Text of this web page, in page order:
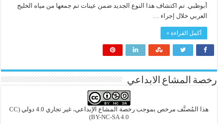
أبوظبي. تم اكتشاف هذا النوع الجديد ضمن عينات تم جمعها من مياه الخليج
العربي خلال إجراء …
أكمل القراءة »
رخصة المشاع الابداعي
هذا المُصنَّف مرخص بموجب رخصة المشاع الإبداعي، غير تجاري 4.0 دولي
(CC
BY-NC-SA 4.0)